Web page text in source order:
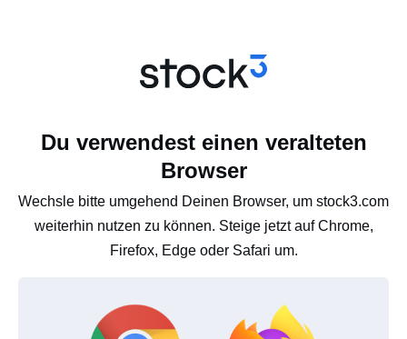
Du verwendest einen veralteten
Browser
Wechsle bitte umgehend Deinen Browser, um stock3.com
weiterhin nutzen zu können. Steige jetzt auf Chrome,
Firefox, Edge oder Safari um.